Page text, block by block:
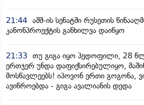
21:44 აშშ-ის სენატში რუსეთის
კანონპროექტის განხილვა დაიწყო
21:33 თუ გიგა იყო პედოფილი, 28
ერთჯერ უნდა დაფიქსირებულიყო,
მოსწავლეებს! იპოვონ ერთი გოგონა,
ავიწროებდა - გიგა ავალიანის დედა